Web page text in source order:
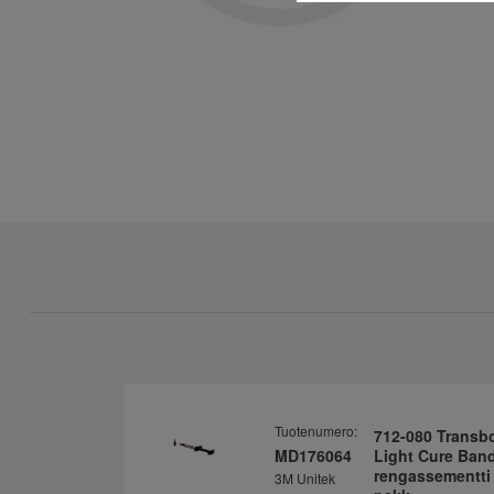
Tuotenumero:
MD176064
3M Unitek
712-080
Light Cure
rengassementti